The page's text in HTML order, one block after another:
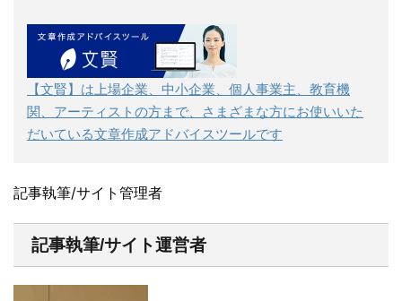
【文賢】は上場企業、中小企業、個人事業主、教育機
関、アーティストの方まで、さまざまな方にお使いいた
だいている文章作成アドバイスツールです
記事執筆/サイト管理者
記事執筆/サイト運営者